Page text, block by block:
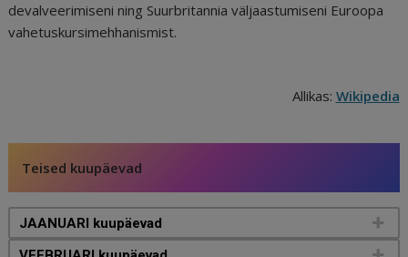
devalveerimiseni ning Suurbritannia väljaastumiseni Euroopa
vahetuskursimehhanismist.
Allikas: Wikipedia
Teised kuupäevad
JAANUARI kuupäevad